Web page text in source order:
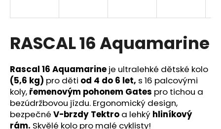
RASCAL 16 Aquamarine
Rascal 16 Aquamarine je ultralehké dětské kolo
(5,6 kg) pro děti od 4 do 6 let, s 16 palcovými
koly, řemenovým pohonem Gates pro tichou a
bezúdržbovou jízdu. Ergonomický design,
bezpečné V-brzdy Tektro a lehký hliníkový
rám. Skvělé kolo pro malé cyklisty!
í
t
?
HLEDAT